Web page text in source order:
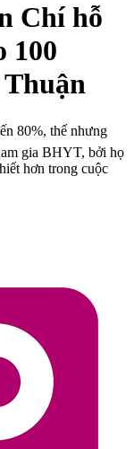
Chí hỗ
100
80%, thế nhưng
gia BHYT, bởi họ
hơn trong cuộc